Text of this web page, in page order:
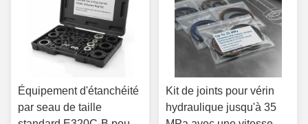
Équipement d'étanchéité
par seau de taille
Kit de joints pour vérin
hydraulique jusqu'à 35